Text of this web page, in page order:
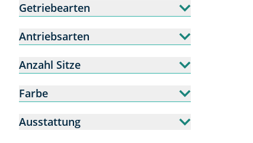
Getriebearten
Antriebsarten
Anzahl Sitze
Farbe
Ausstattung